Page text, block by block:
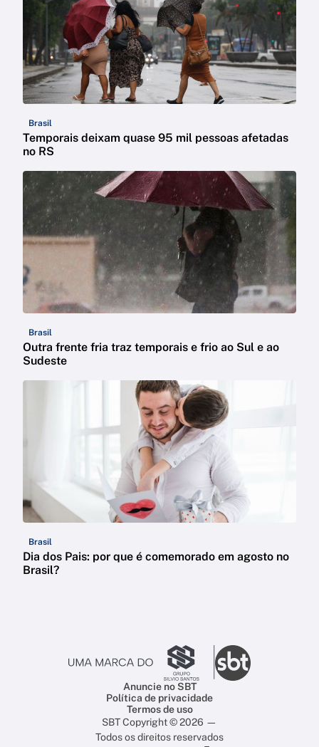
Brasil
Temporais deixam quase 95 mil pessoas afetadas
no RS
Brasil
Outra frente fria traz temporais e frio ao Sul e ao
Sudeste
Brasil
Dia dos Pais: por que é comemorado em agosto no
Brasil?
Anuncie no SBT
Política de privacidade
Termos de uso
SBT Copyright © 2026 —
Todos os direitos reservados